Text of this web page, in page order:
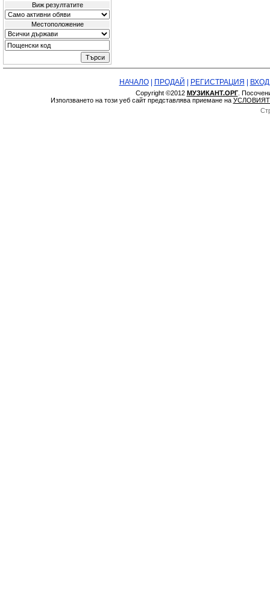
Виж резултатите
Местоположение
НАЧАЛО| ПРОДАЙ РЕГИСТРАЦИЯ ВХОД
Copyright ©2012 МУЗИКАНТ.ОРГ.
Използването на този уеб сайт представлява приемане на